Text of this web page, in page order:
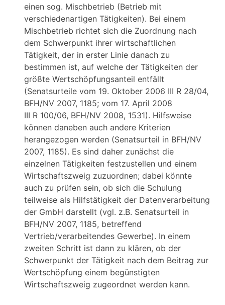
einen sog. Mischbetrieb (Betrieb mit
verschiedenartigen Tätigkeiten). Bei einem
Mischbetrieb richtet sich die Zuordnung nach
dem Schwerpunkt ihrer wirtschaftlichen
Tätigkeit, der in erster Linie danach zu
bestimmen ist, auf welche der Tätigkeiten der
größte Wertschöpfungsanteil entfällt
(Senatsurteile vom 19. Oktober 2006 III R 28/04,
BFH/NV 2007, 1185; vom 17. April 2008
III R 100/06, BFH/NV 2008, 1531). Hilfsweise
können daneben auch andere Kriterien
herangezogen werden (Senatsurteil in BFH/NV
2007, 1185). Es sind daher zunächst die
einzelnen Tätigkeiten festzustellen und einem
Wirtschaftszweig zuzuordnen; dabei könnte
auch zu prüfen sein, ob sich die Schulung
teilweise als Hilfstätigkeit der Datenverarbeitung
der GmbH darstellt (vgl. z.B. Senatsurteil in
BFH/NV 2007, 1185, betreffend
Vertrieb/verarbeitendes Gewerbe). In einem
zweiten Schritt ist dann zu klären, ob der
Schwerpunkt der Tätigkeit nach dem Beitrag zur
Wertschöpfung einem begünstigten
Wirtschaftszweig zugeordnet werden kann.